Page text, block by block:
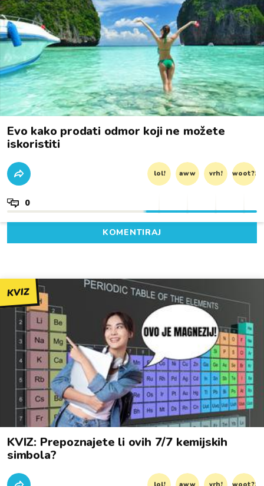
Evo kako prodati odmor koji ne možete
iskoristiti
lol! aww vrh! woot?!
0
KOMENTIRAJ
KVIZ
KVIZ: Prepoznajete li ovih 7/7 kemijskih
simbola?